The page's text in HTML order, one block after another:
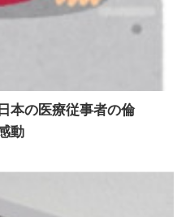
本の医療従事者の倫
動